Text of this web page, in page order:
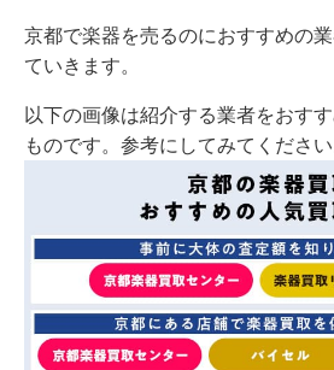
業者と口コミ評判を紹介
3.1島村楽器｜京都市南区
3.3フルアップ｜京都市左京区
4京都で楽器の高価買取事例を紹介
【比較】京都で楽器を売るならど
買取専門店
5.2近くのリサイクルショップ
5.3個人売買｜フリマアプリ・
京都で楽器買取を行っている買取
7京都で楽器買取業者の選び方
京都で楽器を売るのにおすすめの
ていきます。
以下の画像は紹介する業者をおす
ものです。参考にしてみてください